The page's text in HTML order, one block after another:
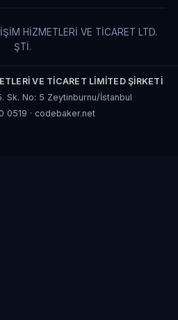
HİZMETLERİ VE TİCARET LTD.
ŞTİ.
VE TİCARET LİMİTED ŞİRKETİ
Sk. No: 5 Zeytinburnu/İstanbul
0519 · codebaker.net